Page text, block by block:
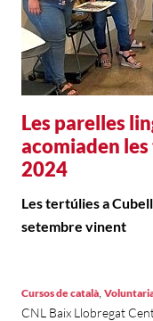
Les parelles
acomiaden
2024
Les tertúlies a
setembre vinent
Cursos de català,
CNL Baix Llobregat